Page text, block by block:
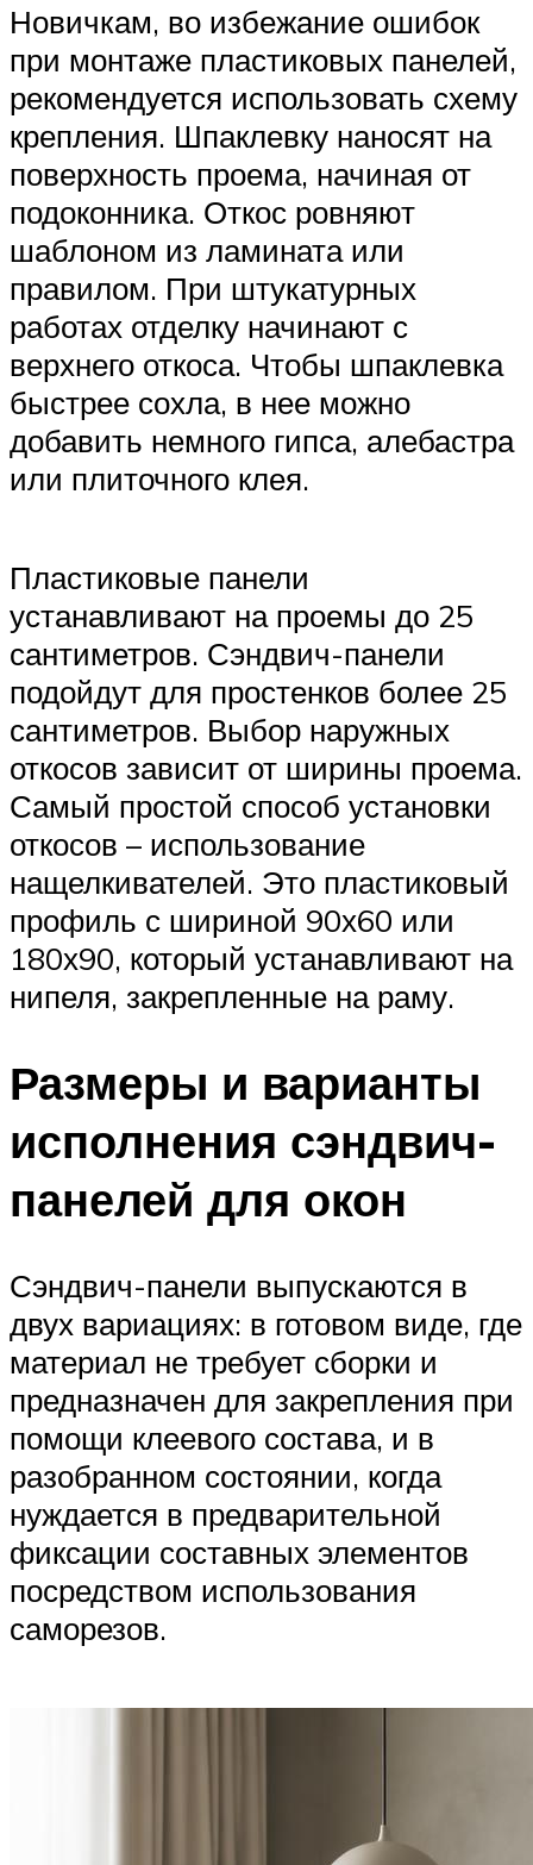
Новичкам, во избежание ошибок
при монтаже пластиковых панелей,
рекомендуется использовать схему
крепления. Шпаклевку наносят на
поверхность проема, начиная от
подоконника. Откос ровняют
шаблоном из ламината или
правилом. При штукатурных
работах отделку начинают с
верхнего откоса. Чтобы шпаклевка
быстрее сохла, в нее можно
добавить немного гипса, алебастра
или плиточного клея.
Пластиковые панели
устанавливают на проемы до 25
сантиметров. Сэндвич-панели
подойдут для простенков более 25
сантиметров. Выбор наружных
откосов зависит от ширины проема.
Самый простой способ установки
откосов – использование
нащелкивателей. Это пластиковый
профиль с шириной 90х60 или
180х90, который устанавливают на
нипеля, закрепленные на раму.
Размеры и варианты
исполнения сэндвич-
панелей для окон
Сэндвич-панели выпускаются в
двух вариациях: в готовом виде, где
материал не требует сборки и
предназначен для закрепления при
помощи клеевого состава, и в
разобранном состоянии, когда
нуждается в предварительной
фиксации составных элементов
посредством использования
саморезов.